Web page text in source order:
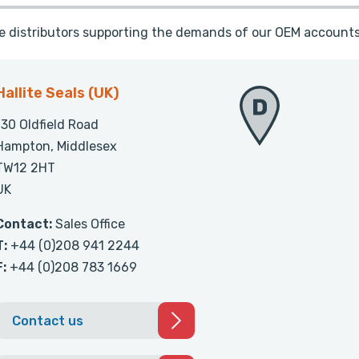
distributors supporting the demands of our OEM
Seals (UK)
Oldfield Road
Middlesex
2HT
Sales Office
+44 (0)208 941 2244
+44 (0)208 783 1669
Contact us